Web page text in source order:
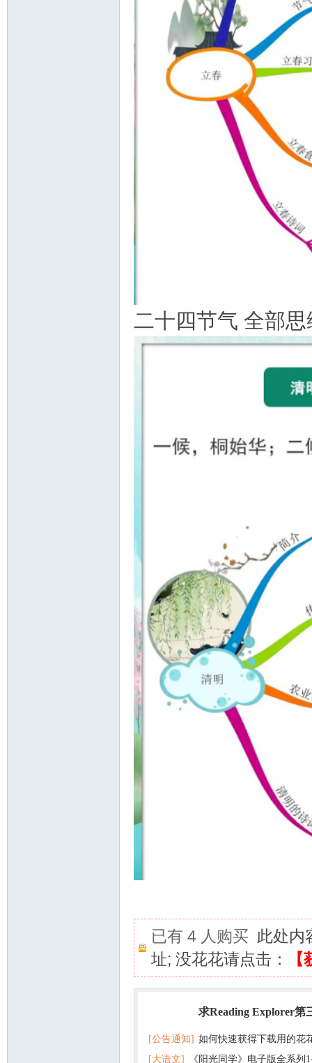
二十四节气 全部
已有 4 人购买 此处内
址; 没花花请点击：
求Reading Explorer第
[公告通知] 如何快速获得下载用的花
[大语文]
《阳光同学》电子版全系列